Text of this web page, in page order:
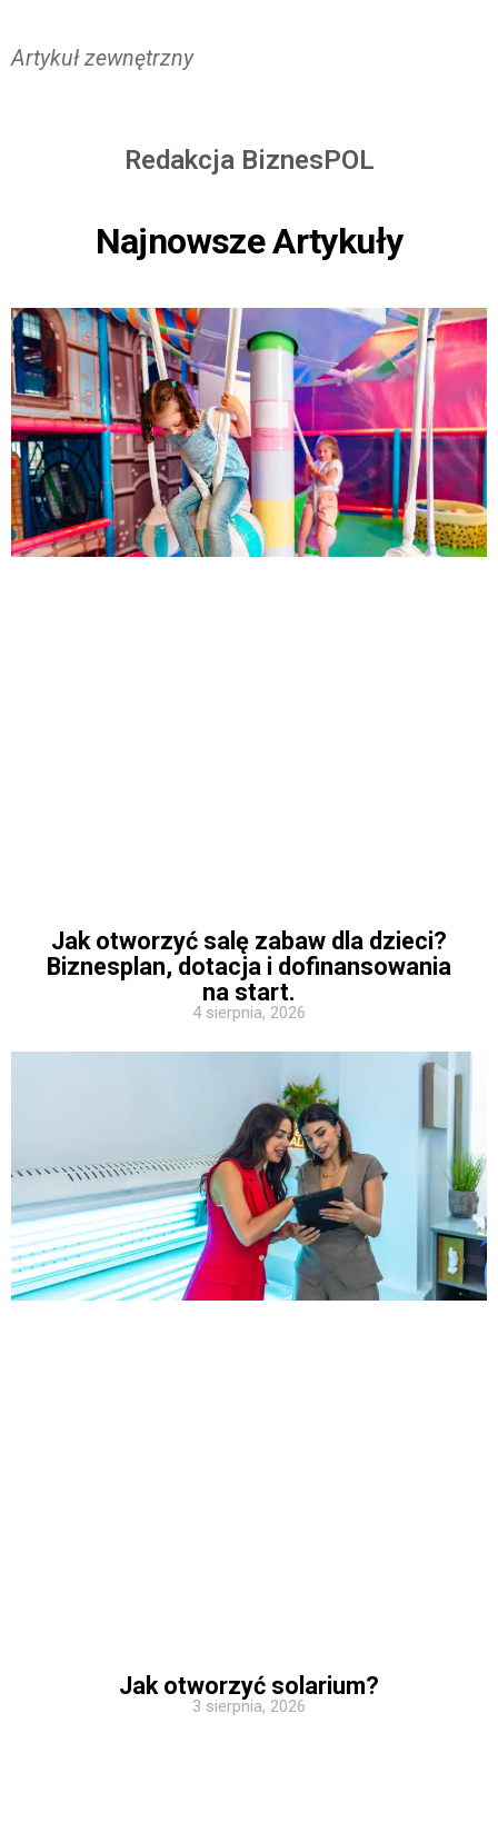
Artykuł zewnętrzny
Redakcja BiznesPOL
Najnowsze Artykuły
Jak otworzyć salę zabaw dla dzieci?
Biznesplan, dotacja i dofinansowania
na start.
4 sierpnia, 2026
Jak otworzyć solarium?
3 sierpnia, 2026